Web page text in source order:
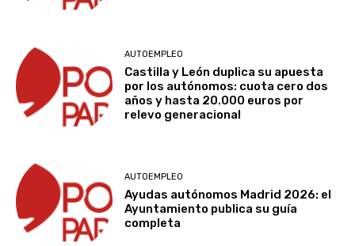
AUTOEMPLEO
Castilla y León duplica su apuesta
por los autónomos: cuota cero dos
años y hasta 20.000 euros por
relevo generacional
AUTOEMPLEO
Ayudas autónomos Madrid 2026: el
Ayuntamiento publica su guía
completa